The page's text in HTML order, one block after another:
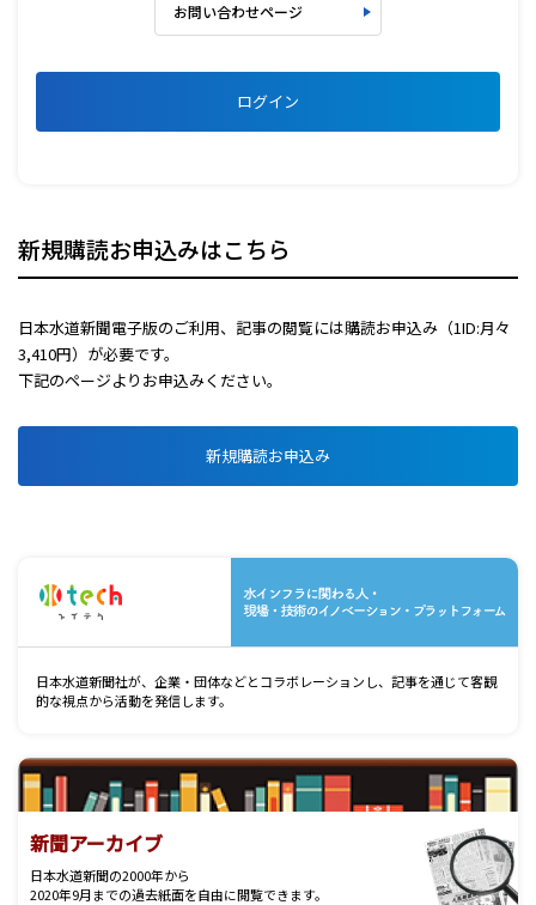
お問い合わせページ
ログイン
新規購読お申込みはこちら
日本水道新聞電子版のご利用、記事の閲覧には購読お申込み（1ID:月々
3,410円）が必要です。
下記のページよりお申込みください。
新規購読お申込み
日本水道新聞社が、企業・団体などとコラボレーションし、記事を通じて客観
的な視点から活動を発信します。
新聞アーカイブ
日本水道新聞の2000年から
2020年9月までの過去紙面を自由に閲覧できます。